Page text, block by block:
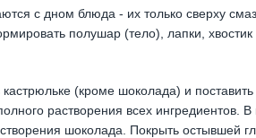
с дном блюда - их только сверху
полушар (тело), лапки, хвостик
(кроме шоколада) и поставить
растворения всех ингредиентов. В
шоколада. Покрыть остывшей